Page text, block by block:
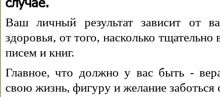
Ваш личный результат зависит от
здоровья, от того, насколько
писем и книг.
Главное, что должно у вас быть -
свою жизнь, фигуру и желание заботься